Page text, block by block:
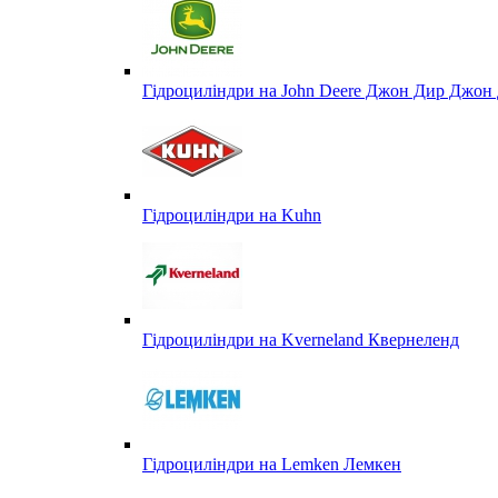
Гідроциліндри на John Deere Джон Дир Джон
Гідроциліндри на Kuhn
Гідроциліндри на Kverneland Квернеленд
Гідроциліндри на Lemken Лемкен